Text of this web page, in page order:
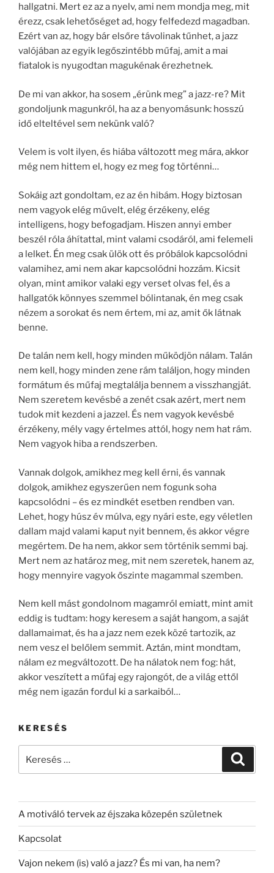
hallgatni. Mert ez az a nyelv, ami nem mondja meg, mit
érezz, csak lehetőséget ad, hogy felfedezd magadban.
Ezért van az, hogy bár elsőre távolinak tűnhet, a jazz
valójában az egyik legőszintébb műfaj, amit a mai
fiatalok is nyugodtan magukénak érezhetnek.
De mi van akkor, ha sosem „érünk meg” a jazz-re? Mit
gondoljunk magunkról, ha az a benyomásunk: hosszú
idő elteltével sem nekünk való?
Velem is volt ilyen, és hiába változott meg mára, akkor
még nem hittem el, hogy ez meg fog történni…
Sokáig azt gondoltam, ez az én hibám. Hogy biztosan
nem vagyok elég művelt, elég érzékeny, elég
intelligens, hogy befogadjam. Hiszen annyi ember
beszél róla áhítattal, mint valami csodáról, ami felemeli
a lelket. Én meg csak ülök ott és próbálok kapcsolódni
valamihez, ami nem akar kapcsolódni hozzám. Kicsit
olyan, mint amikor valaki egy verset olvas fel, és a
hallgatók könnyes szemmel bólintanak, én meg csak
nézem a sorokat és nem értem, mi az, amit ők látnak
benne.
De talán nem kell, hogy minden működjön nálam. Talán
nem kell, hogy minden zene rám találjon, hogy minden
formátum és műfaj megtalálja bennem a visszhangját.
Nem szeretem kevésbé a zenét csak azért, mert nem
tudok mit kezdeni a jazzel. És nem vagyok kevésbé
érzékeny, mély vagy értelmes attól, hogy nem hat rám.
Nem vagyok hiba a rendszerben.
Vannak dolgok, amikhez meg kell érni, és vannak
dolgok, amikhez egyszerűen nem fogunk soha
kapcsolódni – és ez mindkét esetben rendben van.
Lehet, hogy húsz év múlva, egy nyári este, egy véletlen
dallam majd valami kaput nyit bennem, és akkor végre
megértem. De ha nem, akkor sem történik semmi baj.
Mert nem az határoz meg, mit nem szeretek, hanem az,
hogy mennyire vagyok őszinte magammal szemben.
Nem kell mást gondolnom magamról emiatt, mint amit
eddig is tudtam: hogy keresem a saját hangom, a saját
dallamaimat, és ha a jazz nem ezek közé tartozik, az
nem vesz el belőlem semmit. Aztán, mint mondtam,
nálam ez megváltozott. De ha nálatok nem fog: hát,
akkor veszített a műfaj egy rajongót, de a világ ettől
még nem igazán fordul ki a sarkaiból…
KERESÉS
A motiváló tervek az éjszaka közepén születnek
Kapcsolat
Vajon nekem (is) való a jazz? És mi van, ha nem?